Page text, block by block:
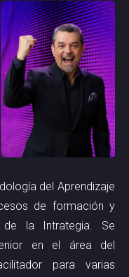
del Aprendizaje
de formación y
la Intrategia. Se
en el área del
para varias